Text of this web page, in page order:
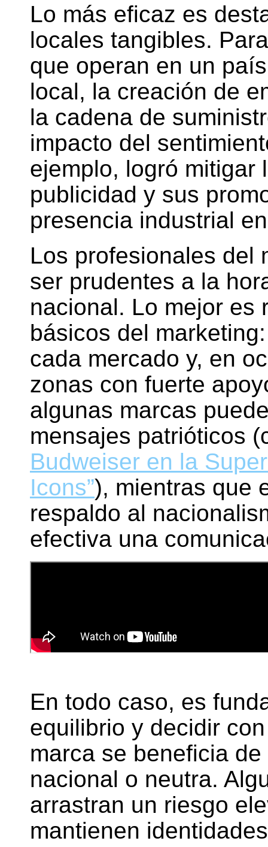
Lo más eficaz es
locales tangibles.
que operan en un
local, la creación de
la cadena de
impacto del
ejemplo, logró mitigar
publicidad y sus
presencia industrial
Los profesionales del
ser prudentes a la
nacional. Lo mejor es
básicos del
cada mercado y, en
zonas con fuerte
algunas marcas
mensajes patrióticos
Budweiser en la
Icons”), mientras que
respaldo al
efectiva una
En todo caso, es
equilibrio y decidir
marca se beneficia
nacional o neutra.
arrastran un riesgo
mantienen